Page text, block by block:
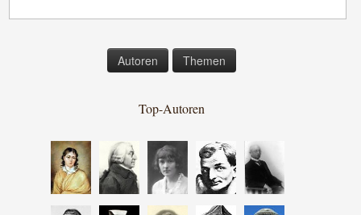
Autoren Themen
Top-Autoren